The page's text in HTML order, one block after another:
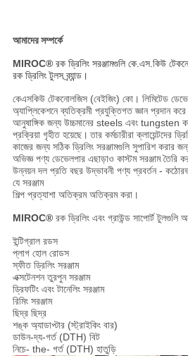
আমাদের সম্পর্কে
MIROC® রক ড্রিলিং সরঞ্জামগুলি কে.এস.কিউ
রক ড্রিলিং টুলস ব্র্যান্ড।
কেএসকিউ টেকনোলজিস (বেইজিং) কো। লিমিটেড
অ্যাপ্লিকেশনে ব্যতিক্রমী প্রযুক্তিগত জ্ঞান প্রদান
আনুষাঙ্গিক জন্য উচ্চমানের steels এবং tungsten
প্রক্রিয়া গৃহীত হয়েছে। তার কর্মচারীরা ক্লায়েন্টদের
কাজের জন্য সঠিক ড্রিলিং সরঞ্জামগুলি সুপারিশ করার
অভিজ্ঞ পণ্য ডেভেলপার এছাড়াও কাস্টম সরঞ্জাম তৈরি
উন্নয়ন দল প্রতি বছর উদ্ভাবনী পণ্য প্রবর্তন -
যে সরঞ্জাম
শিল্প প্রত্যাশা অতিক্রম অতিক্রম করা।
MIROC®রক ড্রিলিং এবং গ্রাউন্ড সাপোর্ট টুলগুলি
ইন্টিগ্রাল রডস
প্লাগ হোল রোডস
স্ফীত ড্রিলিং সরঞ্জাম
এক্সটেনশন তুরপুন সরঞ্জাম
ড্রিফটিং এবং টানেলিং সরঞ্জাম
রিমিং সরঞ্জাম
ছিদ্র ছিদ্র
শঙ্ক অ্যাডাপ্টার (স্ট্রাইকিং বার)
ডাউন-দ্য-গর্ত (DTH) বিট
নিচে- the- গর্ত (DTH) হাতুড়ি